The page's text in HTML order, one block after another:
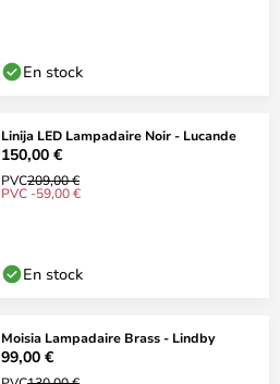
En stock
Linija LED Lampadaire Noir - Lucande
150,00 €
PVC209,00 €
PVC -59,00 €
En stock
Moisia Lampadaire Brass - Lindby
99,00 €